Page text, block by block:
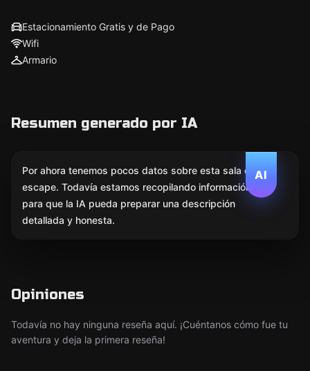
Estacionamiento Gratis y de Pago
Wifi
Armario
Resumen generado por IA
AI
Por ahora tenemos pocos datos sobre esta sala de
escape. Todavía estamos recopilando información
para que la IA pueda preparar una descripción
detallada y honesta.
Opiniones
Todavía no hay ninguna reseña aquí. ¡Cuéntanos cómo fue tu
aventura y deja la primera reseña!